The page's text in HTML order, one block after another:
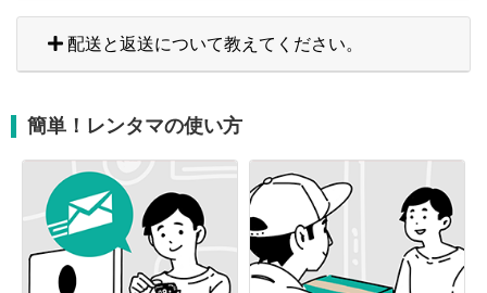
配送と返送について教えてください。
簡単！レンタマの使い方